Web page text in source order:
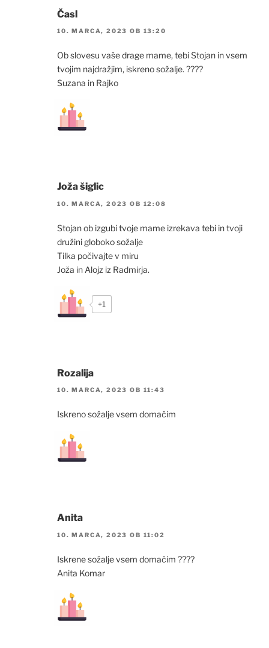
Časl
10. MARCA, 2023 OB 13:20
Ob slovesu vaše drage mame, tebi Stojan in vsem
tvojim najdražjim, iskreno sožalje. ????
Suzana in Rajko
Joža šiglic
10. MARCA, 2023 OB 12:08
Stojan ob izgubi tvoje mame izrekava tebi in tvoji
družini globoko sožalje
Tilka počivajte v miru
Joža in Alojz iz Radmirja.
+1
Rozalija
10. MARCA, 2023 OB 11:43
Iskreno sožalje vsem domačim
Anita
10. MARCA, 2023 OB 11:02
Iskrene sožalje vsem domačim ????
Anita Komar